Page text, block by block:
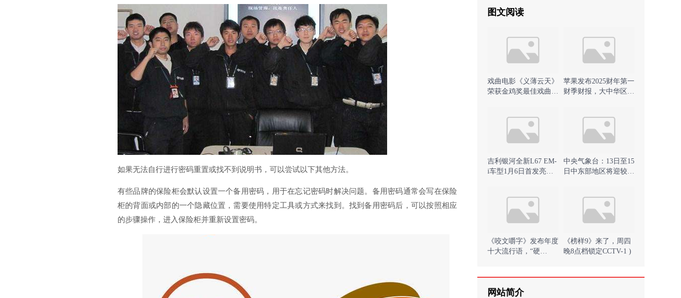
如果无法自行进行密码重置或找不到说明书，可以尝试以下其他方法。
有些品牌的保险柜会默认设置一个备用密码，用于在忘记密码时解决问题。备用密码通常会写在保险
柜的背面或内部的一个隐藏位置，需要使用特定工具或方式来找到。找到备用密码后，可以按照相应
的步骤操作，进入保险柜并重新设置密码。
图文阅读
戏曲电影《义薄云天》
荣获金鸡奖最佳戏曲片
苹果发布2025财年第一
财季财报，大中华区营
吉利银河全新L67 EM-
i车型1月6日首发亮相
中央气象台：13日至15
日中东部地区将迎较强
《咬文嚼字》发布年度
十大流行语，“硬
《榜样9》来了，周四
晚8点档锁定CCTV-1 )
网站简介